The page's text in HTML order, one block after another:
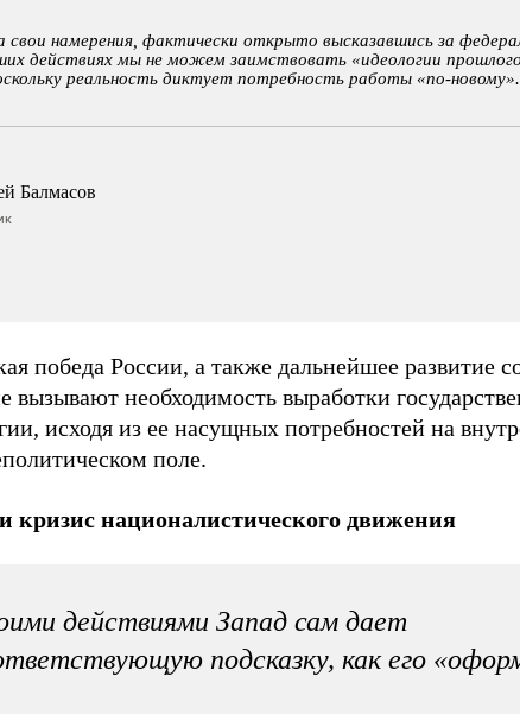
свои намерения, фактически открыто высказавшись за
действиях мы не можем заимствовать «идеологии
реальность диктует потребность работы «по-новому».
Балмасов
победа России, а также дальнейшее развитие
вызывают необходимость выработки
исходя из ее насущных потребностей на
поле.
националистического движения
действиями Запад сам дает
подсказку, как его